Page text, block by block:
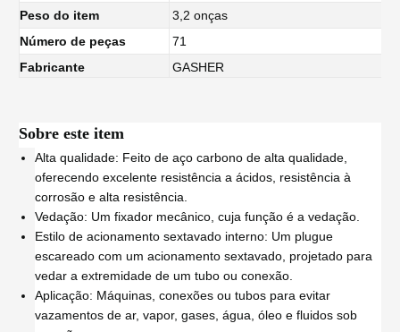
Peso do item
3,2 onças
Número de peças
71
Fabricante
GASHER
Sobre este item
Alta qualidade: Feito de aço carbono de alta qualidade,
oferecendo excelente resistência a ácidos, resistência à
corrosão e alta resistência.
Vedação: Um fixador mecânico, cuja função é a vedação.
Estilo de acionamento sextavado interno: Um plugue
escareado com um acionamento sextavado, projetado para
vedar a extremidade de um tubo ou conexão.
Aplicação: Máquinas, conexões ou tubos para evitar
vazamentos de ar, vapor, gases, água, óleo e fluidos sob